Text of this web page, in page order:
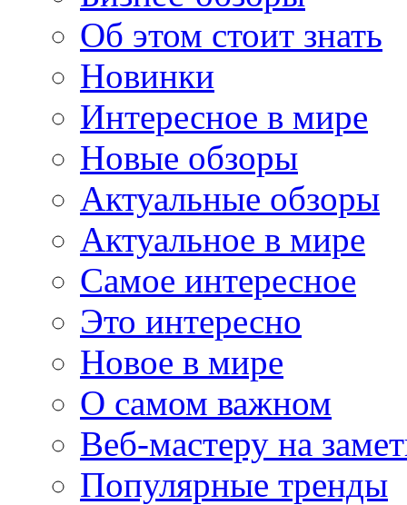
Об этом стоит знать
Новинки
Интересное в мире
Новые обзоры
Актуальные обзоры
Актуальное в мире
Самое интересное
Это интересно
Новое в мире
О самом важном
Веб-мастеру на
Популярные тренды